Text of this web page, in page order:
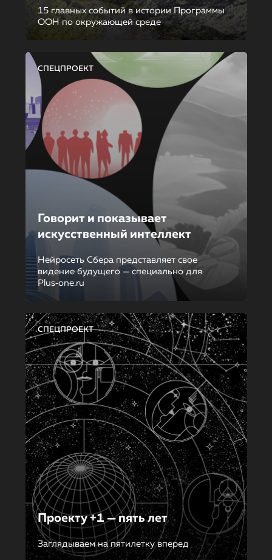
15 главных событий в истории Программы
ООН по окружающей среде
СПЕЦПРОЕКТ
Говорит и показывает
искусственный интеллект
Нейросеть Сбера представляет свое
видение будущего — специально для
Plus‑one.ru
СПЕЦПРОЕКТ
Проекту +1 — пять лет
Заглядываем на пятилетку вперед